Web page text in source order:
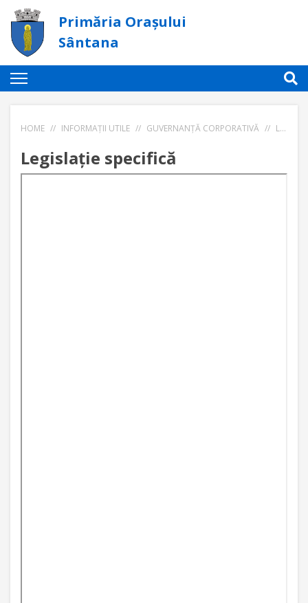
Primăria Orașului
Sântana
HOME // INFORMAȚII UTILE // GUVERNANȚĂ CORPORATIVĂ // LEGISLAȚIE SPECIFICĂ
Legislație specifică